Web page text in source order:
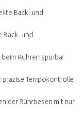
Back- und
Back- und
beim Rühren spürbar
: präzise Tempokontrolle
der Rührbesen mit nur